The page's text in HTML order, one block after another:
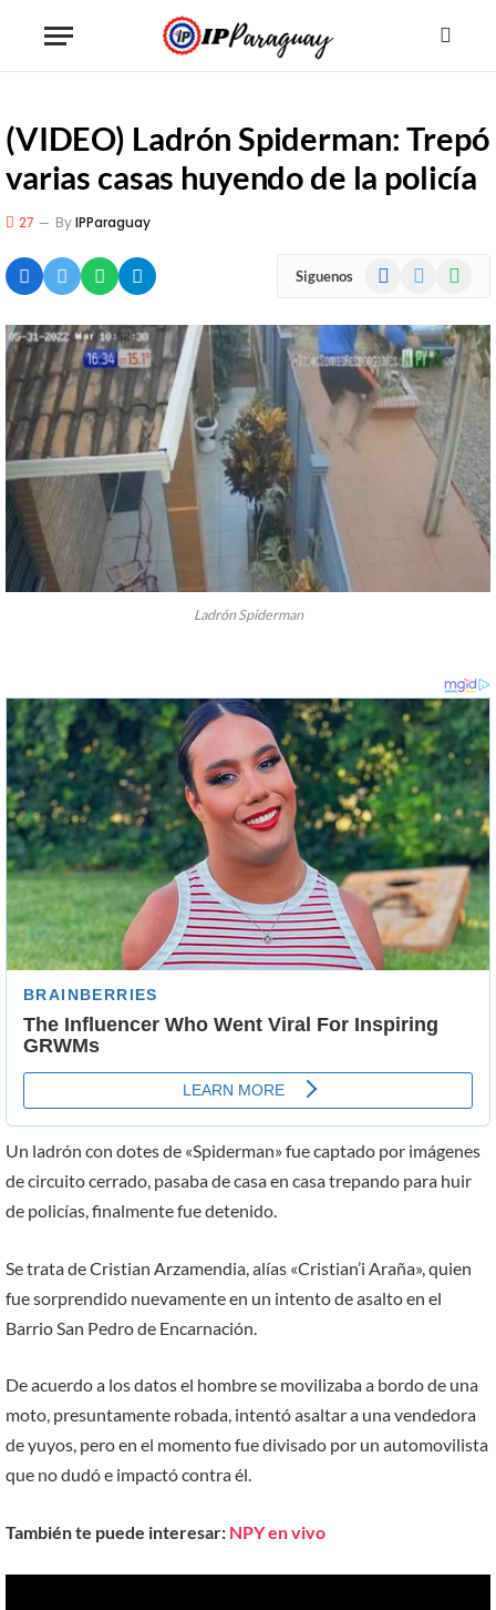
(VIDEO) Ladrón Spiderman: Trepó
varias casas huyendo de la policía
27 ByIPParaguay
Siguenos Facebook
Ladrón Spiderman
Un ladrón con dotes de «Spiderman» fue captado por imágenes
de circuito cerrado, pasaba de casa en casa trepando para huir
de policías, finalmente fue detenido.
Se trata de Cristian Arzamendia, alías «Cristian’i Araña», quien
fue sorprendido nuevamente en un intento de asalto en el
Barrio San Pedro de Encarnación.
De acuerdo a los datos el hombre se movilizaba a bordo de una
moto, presuntamente robada, intentó asaltar a una vendedora
de yuyos, pero en el momento fue divisado por un automovilista
que no dudó e impactó contra él.
También te puede interesar: NPY en vivo